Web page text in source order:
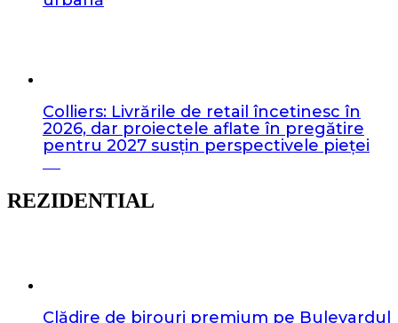
Colliers: Livrările de retail încetinesc în
2026, dar proiectele aflate în pregătire
pentru 2027 susțin perspectivele pieței
REZIDENTIAL
Clădire de birouri premium pe Bulevardul